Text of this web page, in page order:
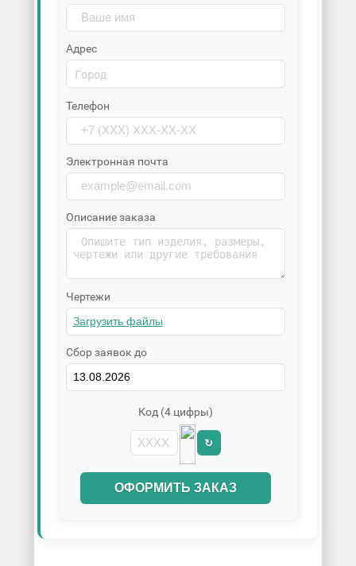
Адрес
Телефон
Электронная почта
Описание заказа
Чертежи
Сбор заявок до
Код (4 цифры)
↻
ОФОРМИТЬ ЗАКАЗ